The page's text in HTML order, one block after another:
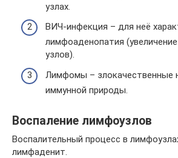
узлах.
ВИЧ-инфекция – для неё
лимфоаденопатия
узлов).
Лимфомы – злокачественные
иммунной природы.
Воспаление лимфоузлов
Воспалительный процесс в
лимфаденит.